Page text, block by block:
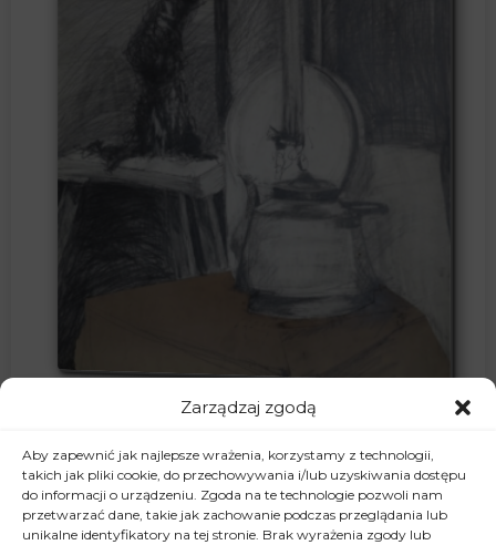
Zarządzaj zgodą
Aby zapewnić jak najlepsze wrażenia, korzystamy z technologii,
takich jak pliki cookie, do przechowywania i/lub uzyskiwania dostępu
do informacji o urządzeniu. Zgoda na te technologie pozwoli nam
przetwarzać dane, takie jak zachowanie podczas przeglądania lub
unikalne identyfikatory na tej stronie. Brak wyrażenia zgody lub
Nr.2, akryl na papierze, 50 x 70 cm, 2015
600,00zł